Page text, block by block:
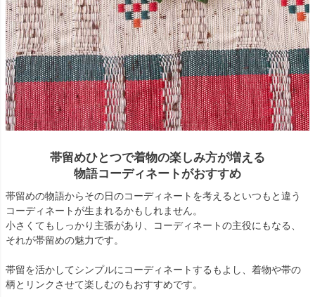
帯留めひとつで着物の楽しみ方が増える
物語コーディネートがおすすめ
帯留めの物語からその日のコーディネートを考えるといつもと違う
コーディネートが生まれるかもしれません。
小さくてもしっかり主張があり、コーディネートの主役にもなる、
それが帯留めの魅力です。
帯留を活かしてシンプルにコーディネートするもよし、着物や帯の
柄とリンクさせて楽しむのもおすすめです。